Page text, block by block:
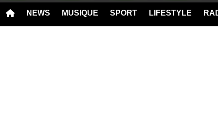
NEWS MUSIQUE SPORT LIFESTYLE